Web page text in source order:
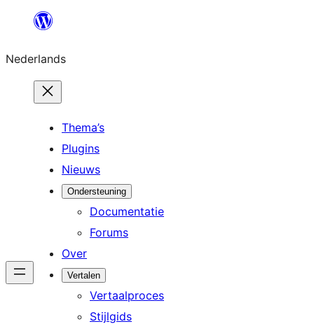
de
inhoud
Nederlands
Thema’s
Plugins
Nieuws
Ondersteuning
Documentatie
Forums
Over
Vertalen
Vertaalproces
Stijlgids